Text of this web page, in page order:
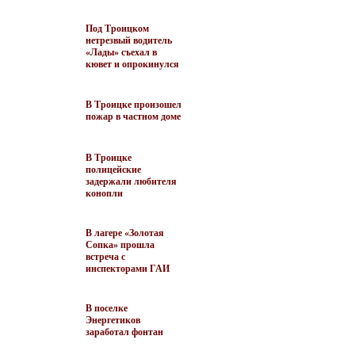
Под Троицком
нетрезвый водитель
«Лады» съехал в
кювет и опрокинулся
В Троицке произошел
пожар в частном доме
В Троицке
полицейские
задержали любителя
конопли
В лагере «Золотая
Сопка» прошла
встреча с
инспекторами ГАИ
В поселке
Энергетиков
заработал фонтан